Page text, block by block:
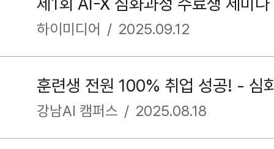
하이미디어 / 2025.09.12
강남AI 캠퍼스 / 2025.08.18